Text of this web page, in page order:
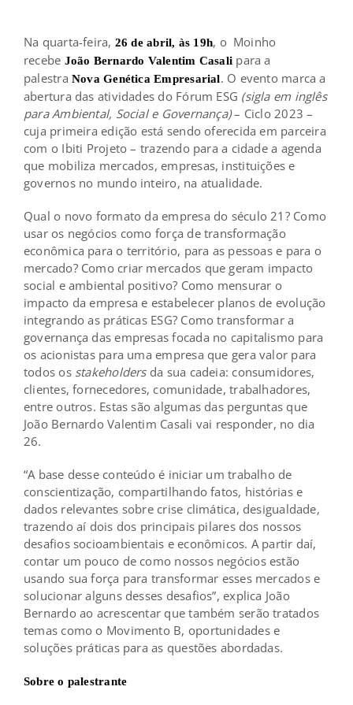
Na quarta-feira, 26 de abril, às 19h, o Moinho
recebe João Bernardo Valentim Casali para a
palestraNova Genética Empresarial. O evento marca a
abertura das atividades do Fórum ESG (sigla em inglês
para Ambiental, Social e Governança)– Ciclo 2023 –
cuja primeira edição está sendo oferecida em parceira
com o Ibiti Projeto – trazendo para a cidade a agenda
que mobiliza mercados, empresas, instituições e
governos no mundo inteiro, na atualidade.
Qual o novo formato da empresa do século 21? Como
usar os negócios como força de transformação
econômica para o território, para as pessoas e para o
mercado? Como criar mercados que geram impacto
social e ambiental positivo? Como mensurar o
impacto da empresa e estabelecer planos de evolução
integrando as práticas ESG? Como transformar a
governança das empresas focada no capitalismo para
os acionistas para uma empresa que gera valor para
todos os stakeholders da sua cadeia: consumidores,
clientes, fornecedores, comunidade, trabalhadores,
entre outros. Estas são algumas das perguntas que
João Bernardo Valentim Casali vai responder, no dia
26.
“A base desse conteúdo é iniciar um trabalho de
conscientização, compartilhando fatos, histórias e
dados relevantes sobre crise climática, desigualdade,
trazendo aí dois dos principais pilares dos nossos
desafios socioambientais e econômicos. A partir daí,
contar um pouco de como nossos negócios estão
usando sua força para transformar esses mercados e
solucionar alguns desses desafios”, explica João
Bernardo ao acrescentar que também serão tratados
temas como o Movimento B, oportunidades e
soluções práticas para as questões abordadas.
Sobre o palestrante